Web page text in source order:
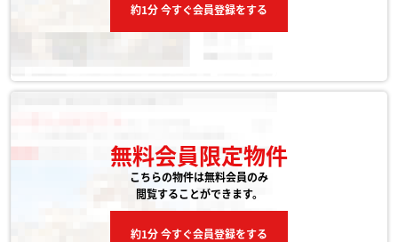
約1分 今すぐ会員登録をする
無料会員限定物件
こちらの物件は無料会員のみ
閲覧することができます。
約1分 今すぐ会員登録をする